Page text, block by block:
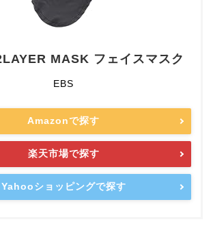
MASK フェイスマスク
EBS
Amazonで探す
楽天市場で探す
Yahooショッピングで探す